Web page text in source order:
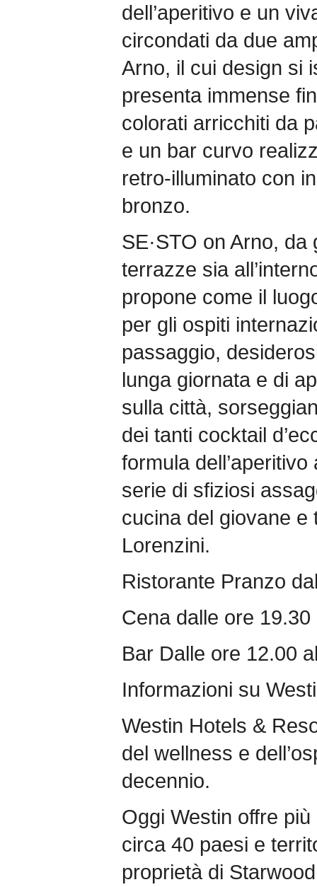
dell’aperitivo e un
circondati da due
Arno, il cui design si
presenta immense
colorati arricchiti da
e un bar curvo
retro-illuminato con
bronzo.
SE·STO on Arno, da
terrazze sia
propone come il
per gli ospiti
passaggio,
lunga giornata e di
sulla città,
dei tanti cocktail
formula
serie di sfiziosi
cucina del giovane e
Lorenzini.
Ristorante Pranzo
Cena dalle ore
Bar Dalle ore 12.00
Informazioni su
Westin Hotels &
del wellness e
decennio.
Oggi Westin offre
circa 40 paesi e
proprietà di